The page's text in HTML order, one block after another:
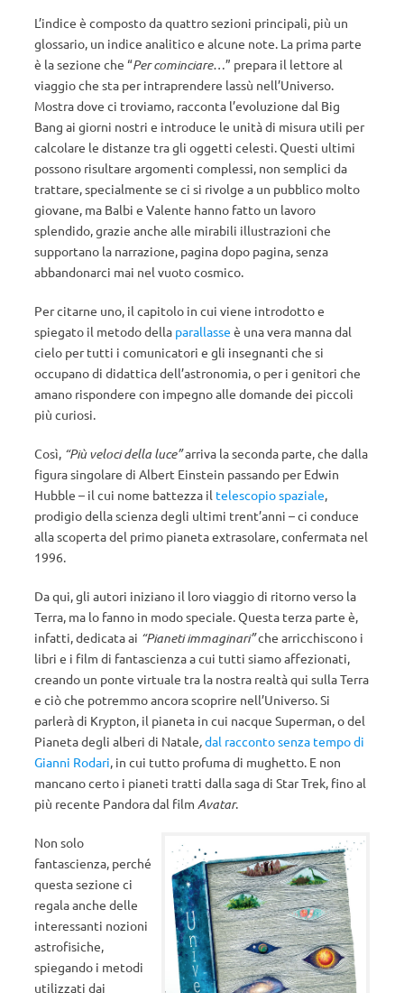
L’indice è composto da quattro sezioni principali, più un
glossario, un indice analitico e alcune note. La prima parte
è la sezione che “Per cominciare…” prepara il lettore al
viaggio che sta per intraprendere lassù nell’Universo.
Mostra dove ci troviamo, racconta l’evoluzione dal Big
Bang ai giorni nostri e introduce le unità di misura utili per
calcolare le distanze tra gli oggetti celesti. Questi ultimi
possono risultare argomenti complessi, non semplici da
trattare, specialmente se ci si rivolge a un pubblico molto
giovane, ma Balbi e Valente hanno fatto un lavoro
splendido, grazie anche alle mirabili illustrazioni che
supportano la narrazione, pagina dopo pagina, senza
abbandonarci mai nel vuoto cosmico.
Per citarne uno, il capitolo in cui viene introdotto e
spiegato il metodo della parallasse è una vera manna dal
cielo per tutti i comunicatori e gli insegnanti che si
occupano di didattica dell’astronomia, o per i genitori che
amano rispondere con impegno alle domande dei piccoli
più curiosi.
Così, “Più veloci della luce”arriva la seconda parte, che dalla
figura singolare di Albert Einstein passando per Edwin
Hubble – il cui nome battezza il telescopio spaziale,
prodigio della scienza degli ultimi trent’anni – ci conduce
alla scoperta del primo pianeta extrasolare, confermata nel
1996.
Da qui, gli autori iniziano il loro viaggio di ritorno verso la
Terra, ma lo fanno in modo speciale. Questa terza parte è,
infatti, dedicata ai “Pianeti immaginari”che arricchiscono i
libri e i film di fantascienza a cui tutti siamo affezionati,
creando un ponte virtuale tra la nostra realtà qui sulla Terra
e ciò che potremmo ancora scoprire nell’Universo. Si
parlerà di Krypton, il pianeta in cui nacque Superman, o del
Pianeta degli alberi di Natale,dal racconto senza tempo di
Gianni Rodari, in cui tutto profuma di mughetto. E non
mancano certo i pianeti tratti dalla saga di Star Trek, fino al
più recente Pandora dal film Avatar.
Non solo
fantascienza, perché
questa sezione ci
regala anche delle
interessanti nozioni
astrofisiche,
spiegando i metodi
utilizzati dai